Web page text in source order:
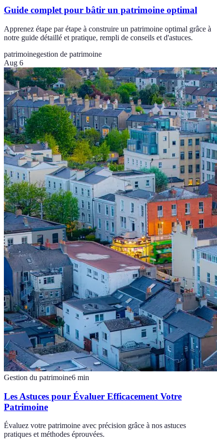
Guide complet pour bâtir un patrimoine optimal
Apprenez étape par étape à construire un patrimoine optimal grâce à
notre guide détaillé et pratique, rempli de conseils et d'astuces.
patrimoinegestion de patrimoine
Aug 6
Gestion du patrimoine6 min
Les Astuces pour Évaluer Efficacement Votre
Patrimoine
Évaluez votre patrimoine avec précision grâce à nos astuces
pratiques et méthodes éprouvées.